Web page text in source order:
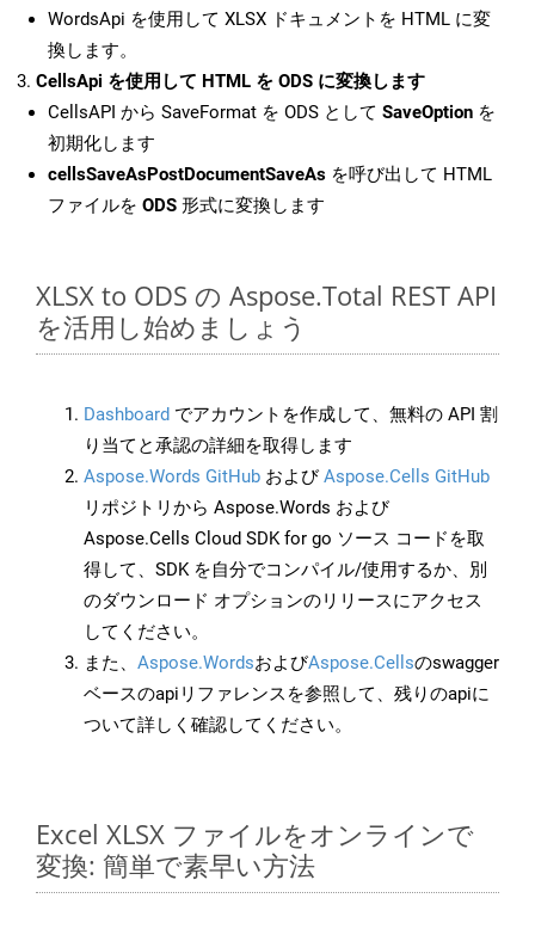
WordsApi を使用して XLSX ドキュメントを HTML に変
換します。
CellsApi を使用して HTML を ODS に変換します
CellsAPI から SaveFormat を ODS として SaveOption を
初期化します
cellsSaveAsPostDocumentSaveAs を呼び出して HTML
ファイルを ODS 形式に変換します
XLSX to ODS の Aspose.Total REST API
を活用し始めましょう
Dashboard でアカウントを作成して、無料の API 割
り当てと承認の詳細を取得します
Aspose.Words GitHub およびAspose.Cells GitHub
リポジトリから Aspose.Words および
Aspose.Cells Cloud SDK for go ソース コードを取
得して、SDK を自分でコンパイル/使用するか、別
のダウンロード オプションのリリースにアクセス
してください。
また、 Aspose.WordsおよびAspose.Cellsのswagger
ベースのapiリファレンスを参照して、残りのapiに
ついて詳しく確認してください。
Excel XLSX ファイルをオンラインで
変換: 簡単で素早い方法